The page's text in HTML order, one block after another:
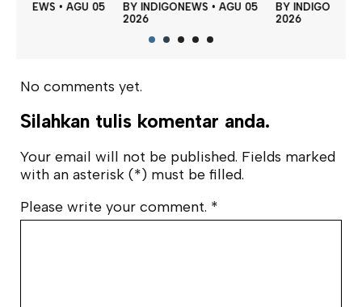
BYINDIGONEWS •AGU 05
BYINDIGONEWS •AGU 05
No comments yet.
Silahkan tulis komentar anda.
Your email will not be published. Fields marked
with an asterisk (*) must be filled.
Please write your comment. *